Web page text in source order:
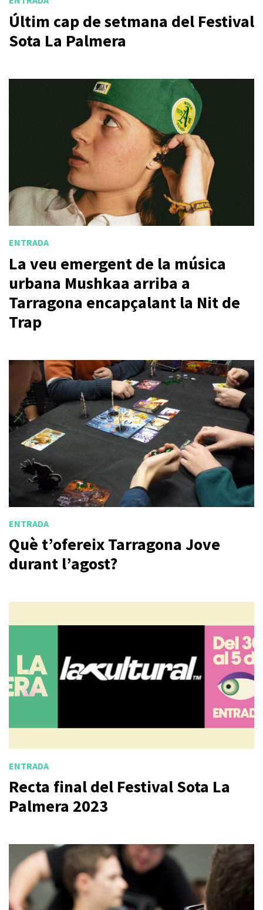
Últim cap de setmana del Festival
Sota La Palmera
ENTRADA
La veu emergent de la música
urbana Mushkaa arriba a
Tarragona encapçalant la Nit de
Trap
ENTRADA
Què t’ofereix Tarragona Jove
durant l’agost?
ENTRADA
Recta final del Festival Sota La
Palmera 2023